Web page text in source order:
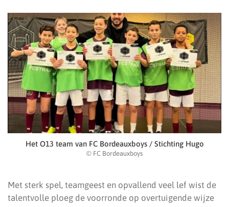
Het O13 team van FC Bordeauxboys / Stichting Hugo
© FC Bordeauxboys
Met sterk spel, teamgeest en opvallend veel lef wist de
talentvolle ploeg de voorronde op overtuigende wijze